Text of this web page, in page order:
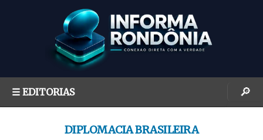
☰ EDITORIAS 🔎
DIPLOMACIA BRASILEIRA